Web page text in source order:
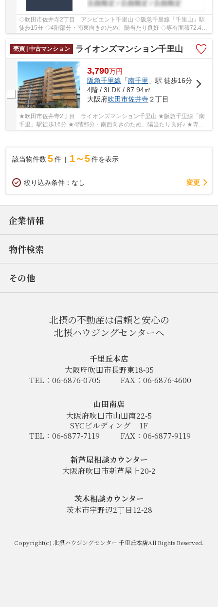
◇吹田市佐井寺2丁目 アンビエント千里山 ◇阪急千里線「千里山」駅
徒歩15分 ◇4階部分・南東向きのため、陽当たり良好 ◇専有面積72.43
㎡の3LDK ◇学校区は佐井寺小学校、佐井寺中学校 ◇...
売買 | 中古マンション
ライオンズマンション千里山
3,790万円
阪急千里線 「南千里 」駅 徒歩16分
4階 / 3LDK / 87.94㎡
大阪府吹田市佐井寺２丁目
★吹田市佐井寺2丁目 ライオンズマンション千里山 ★阪急千里線「南
千里」駅徒歩16分 ★4階部分・南西向きのため、陽当たり良好♪ ★専有
面積87.94㎡の3LDK ★2026年7月室内リフォーム完成...
該当物件数 5件 1～5 件を表示
絞り込み条件： なし 変更
企業情報
物件検索
その他
北摂の不動産は信頼と安心の
北摂ハウジングセンターへ
千里丘本店
大阪府吹田市長野東18-35
TEL：06-6876-0705
FAX：06-6876-4600
山田南店
大阪府吹田市山田南22-5
SYCビルディング
1F
TEL：06-6877-7119
FAX：06-6877-9119
新芦屋相談カウンター
大阪府吹田市新芦屋上20-2
茨木相談カウンター
茨木市宇野辺2丁目12-28
Copyright(c) 北摂ハウジングセンター 千里丘本店All Rights Reserved.